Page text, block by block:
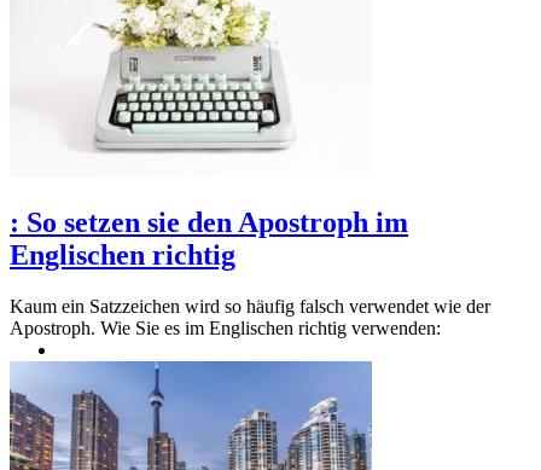
: So setzen sie den Apostroph im
Englischen richtig
Kaum ein Satzzeichen wird so häufig falsch verwendet wie der
Apostroph. Wie Sie es im Englischen richtig verwenden: